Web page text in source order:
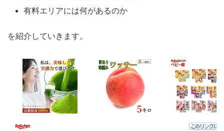
有料エリアには何があるのか
を紹介していきます。